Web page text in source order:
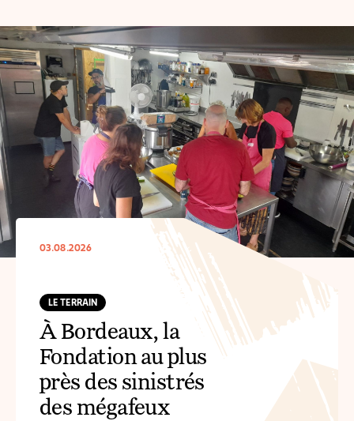
03.08.2026
LE TERRAIN
À Bordeaux, la
Fondation au plus
près des sinistrés
des mégafeux